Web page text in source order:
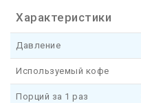
Характеристики
Давление
Используемый кофе
Порций за 1 раз